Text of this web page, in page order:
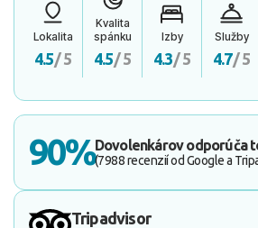
Lokalita
4.5/ 5
Kvalita
spánku
4.5/ 5
Izby
4.3/ 5
Služby
4.7/ 5
90%Dovolenkárov odporúča
(7988 recenzií od Google a
Tripadvisor